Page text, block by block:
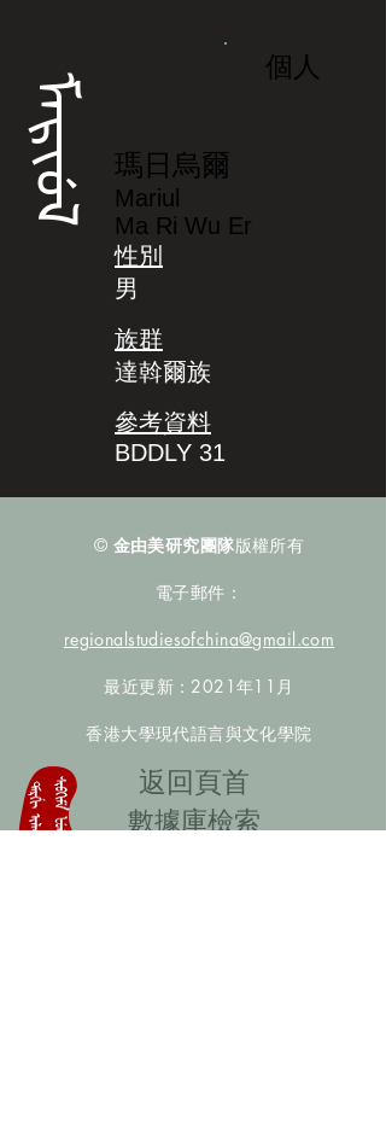
ᠮᠠᡵᡳᡠᠯ
個人
瑪日烏爾
Mariul
Ma Ri Wu Er
性別
男
族群
達斡爾族
參考資料
BDDLY 31
© 金由美研究團隊版權所有
電子郵件：
regionalstudiesofchina@gmail.com
最近更新：2021年11月
香港大學現代語言與文化學院
​返回頁首
數據庫檢索